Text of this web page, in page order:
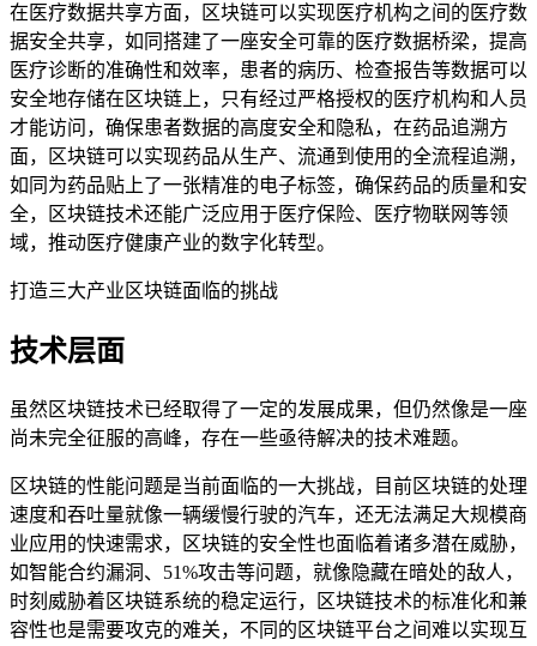
在医疗数据共享方面，区块链可以实现医疗机构之间的医疗数
据安全共享，如同搭建了一座安全可靠的医疗数据桥梁，提高
医疗诊断的准确性和效率，患者的病历、检查报告等数据可以
安全地存储在区块链上，只有经过严格授权的医疗机构和人员
才能访问，确保患者数据的高度安全和隐私，在药品追溯方
面，区块链可以实现药品从生产、流通到使用的全流程追溯，
如同为药品贴上了一张精准的电子标签，确保药品的质量和安
全，区块链技术还能广泛应用于医疗保险、医疗物联网等领
域，推动医疗健康产业的数字化转型。
打造三大产业区块链面临的挑战
技术层面
虽然区块链技术已经取得了一定的发展成果，但仍然像是一座
尚未完全征服的高峰，存在一些亟待解决的技术难题。
区块链的性能问题是当前面临的一大挑战，目前区块链的处理
速度和吞吐量就像一辆缓慢行驶的汽车，还无法满足大规模商
业应用的快速需求，区块链的安全性也面临着诸多潜在威胁，
如智能合约漏洞、51%攻击等问题，就像隐藏在暗处的敌人，
时刻威胁着区块链系统的稳定运行，区块链技术的标准化和兼
容性也是需要攻克的难关，不同的区块链平台之间难以实现互